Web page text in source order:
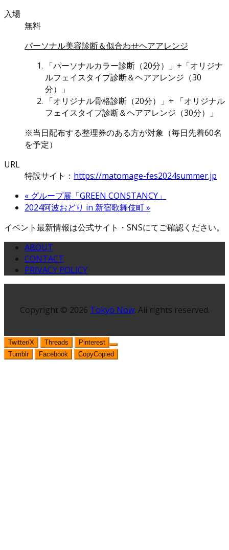
入場
無料
パーソナル美容診断＆似合わせヘアアレンジ
「パーソナルカラー診断（20分）」+「オリジナ
ルフェイスタイプ診断＆ヘアアレンジ（30
分）」
「オリジナル骨格診断（20分）」+ 「オリジナル
フェイスタイプ診断＆ヘアアレンジ（30分）」
※当日配布する整理券のある方が対象（毎日先着60名
を予定）
URL
特設サイト： https://matomage-fes2024summer.jp
« グループ展「GREEN CONSTANCY」
2024阿波おどり in 新宿歌舞伎町»
イベント最新情報は公式サイト・SNSにてご確認ください。
ABOUT
CONTACT
PRIVACY POLICY
Copyright © 2026 Tokyo Now. All rights reserved.
Twitter/X Threads
Pinterest
Tumblr
Facebook CopyCopied